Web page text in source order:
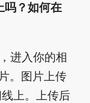
吗？如何在
进入你的相
。图片上传
上。上传后